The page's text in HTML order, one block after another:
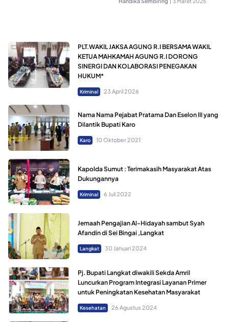
PLT.WAKIL JAKSA AGUNG R.I BERSAMA WAKIL
KETUA MAHKAMAH AGUNG R.I DORONG
SINERGI DAN KOLABORASI PENEGAKAN
HUKUM*
Kriminal 23 April 2026
Nama Nama Pejabat Pratama Dan Eselon III yang
Dilantik Bupati Karo
Karo 10 Oktober 2021
Kapolda Sumut : Terimakasih Masyarakat Atas
Dukungannya
Kriminal 6 Juli 2022
Jemaah Pengajian Al-Hidayah sambut Syah
Afandin di Sei Bingai ,Langkat
Langkat 30 Januari 2024
Pj. Bupati Langkat diwakili Sekda Amril
Luncurkan Program Integrasi Layanan Primer
untuk Peningkatan Kesehatan Masyarakat
Kesehatan 26 Agustus 2024